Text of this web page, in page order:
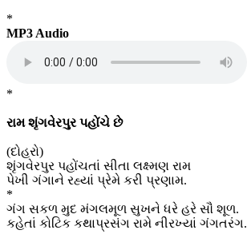
*
MP3 Audio
*
રામ શૃંગવેરપુર પહોંચે છે
(દોહરો)
શૃંગવેરપુર પહોંચતાં સીતા લક્ષ્મણ રામ
પેખી ગંગાને રહ્યાં પ્રેમે કરી પ્રણામ.
*
ગંગ સકળ મુદ મંગલમૂળ સુખને ધરે હરે સૌ શૂળ.
કહેતાં કોટિક કથાપ્રસંગ રામે નીરખ્યાં ગંગતરંગ.